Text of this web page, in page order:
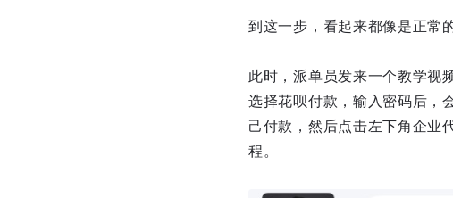
到这一步，看起来都像是正常
此时，派单员发来一个教学视
选择花呗付款，输入密码后，
己付款，然后点击左下角企业
程。